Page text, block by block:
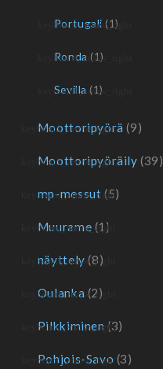
Portugali (1)
Ronda (1)
Sevilla (1)
Moottoripyörä (9)
Moottoripyöräily (39)
mp-messut (5)
Muurame (1)
näyttely (8)
Oulanka (2)
Pilkkiminen (3)
Pohjois-Savo (3)